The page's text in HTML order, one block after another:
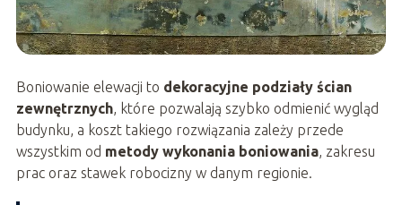
Boniowanie elewacji to dekoracyjne podziały ścian
zewnętrznych, które pozwalają szybko odmienić wygląd
budynku, a koszt takiego rozwiązania zależy przede
wszystkim od metody wykonania boniowania, zakresu
prac oraz stawek robocizny w danym regionie.